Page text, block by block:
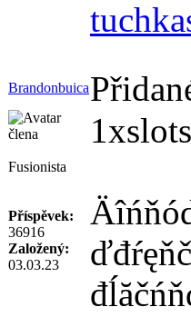
Brandonbuica
Fusionista
Příspěvek:
36916
Založený:
03.03.23